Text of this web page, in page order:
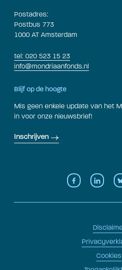
Postadres:
Postbus 773
1000 AT Amsterdam
tel: 020 523 15 23
info@mondriaanfonds.nl
Blijf op de hoogte
Mis geen enkele update van het
in voor onze nieuwsbrief!
Inschrijven
Cookies